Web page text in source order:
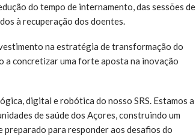
do tempo de internamento, das sessões de
à recuperação dos doentes.
na estratégia de transformação do
a concretizar uma forte aposta na inovação
digital e robótica do nosso SRS. Estamos a
de saúde dos Açores, construindo um
preparado para responder aos desafios do